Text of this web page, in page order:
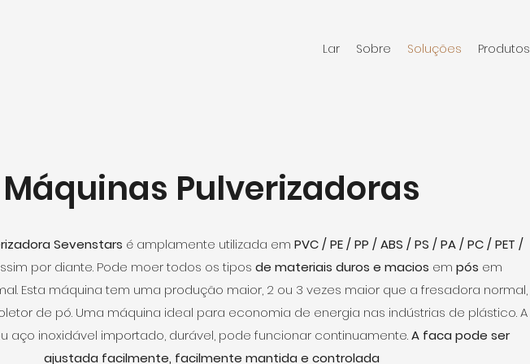
Lar Sobre Soluções Produtos
Máquinas Pulverizadoras
Sevenstars é amplamente utilizada em PVC / PE / PP / ABS / PS / PA / PC / PET /
por diante. Pode moer todos os tipos de materiais duros e macios em pós em
Esta máquina tem uma produção maior, 2 ou 3 vezes maior que a fresadora normal,
de pó. Uma máquina ideal para economia de energia nas indústrias de plástico. A
aço inoxidável importado, durável, pode funcionar continuamente.A faca pode ser
ajustada facilmente, facilmente mantida e controlada